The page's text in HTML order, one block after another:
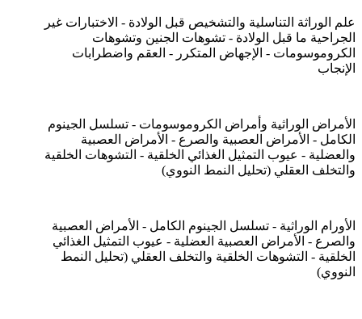
علم الوراثة التناسلية والتشخيص قبل الولادة - الاختبارات غير
الجراحية ما قبل الولادة - تشوهات الجنين وتشوهات
الكروموسومات - الإجهاض المتكرر - العقم واضطرابات
الإنجاب
الأمراض الوراثية وأمراض الكروموسومات - تسلسل الجينوم
الكامل - الأمراض العصبية والصرع - الأمراض العصبية
والعضلية - عيوب التمثيل الغذائي الخلقية - التشوهات الخلقية
والتخلف العقلي (تحليل النمط النووي)
الأورام الوراثية - تسلسل الجينوم الكامل - الأمراض العصبية
والصرع - الأمراض العصبية العضلية - عيوب التمثيل الغذائي
الخلقية - التشوهات الخلقية والتخلف العقلي (تحليل النمط
النووي)